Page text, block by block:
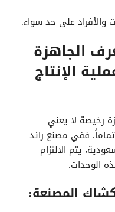
والأفراد على حد سواء.
الجاهزة
الإنتاج
رخيصة لا يعني
ففي مصنع رائد
يتم الالتزام
الوحدات.
المصنعة: